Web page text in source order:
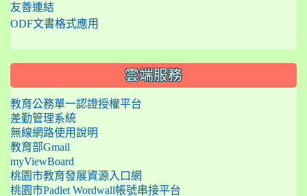
友善連結
ODF文書格式應用
雲端服務
教育公務單一認證授權平台
差勤管理系統
無線網路使用說明
教育部Gmail
myViewBoard
桃園市教育發展資源入口網
桃園市Padlet Wordwall帳號串接平台